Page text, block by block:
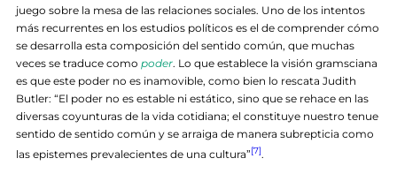
juego sobre la mesa de las relaciones sociales. Uno de los intentos
más recurrentes en los estudios políticos es el de comprender cómo
se desarrolla esta composición del sentido común, que muchas
veces se traduce como poder. Lo que establece la visión gramsciana
es que este poder no es inamovible, como bien lo rescata Judith
Butler: “El poder no es estable ni estático, sino que se rehace en las
diversas coyunturas de la vida cotidiana; el constituye nuestro tenue
sentido de sentido común y se arraiga de manera subrepticia como
las epistemes prevalecientes de una cultura”[7].